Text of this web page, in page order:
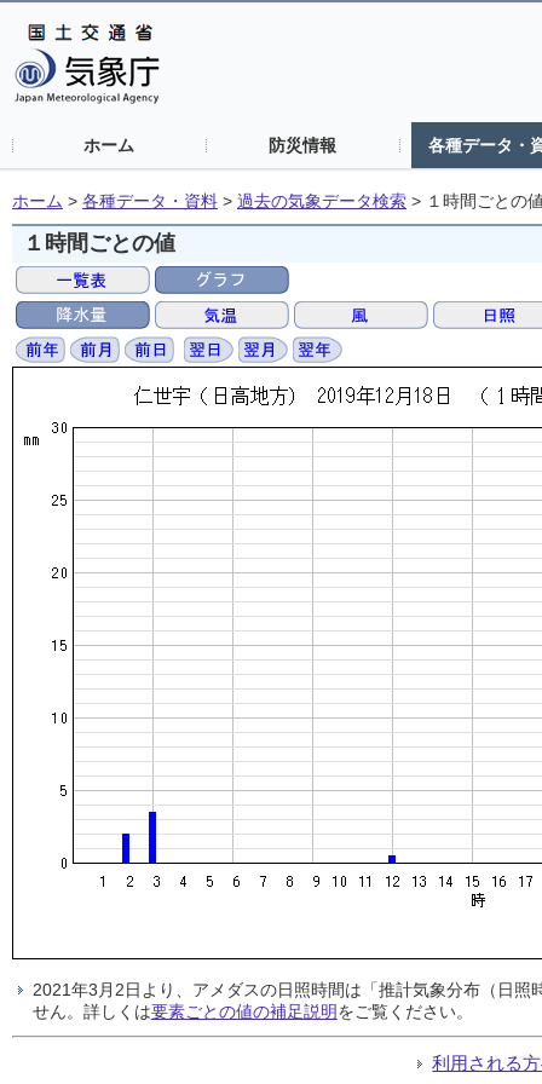
ホーム 防災情報 各種データ・
ホーム > 各種データ・資料 > 過去の気象データ検索 > １時間ごとの
１時間ごとの値
2021年3月2日より、アメダスの日照時間は「推計気象分布（日
せん。詳しくは要素ごとの値の補足説明をご覧ください。
利用される